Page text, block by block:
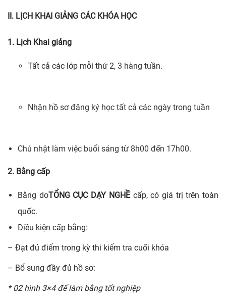
II. LỊCH KHAI GIẢNG CÁC KHÓA HỌC
1. Lịch Khai giảng
Tất cả các lớp mỗi thứ 2, 3 hàng tuần.
Nhận hồ sơ đăng ký học tất cả các ngày trong tuần
Chủ nhật làm việc buổi sáng từ 8h00 đến 17h00.
2. Bằng cấp
Bằng doTỔNG CỤC DẠY NGHỀ cấp, có giá trị trên toàn
quốc.
Điều kiện cấp bằng:
– Đạt đủ điểm trong kỳ thi kiểm tra cuối khóa
– Bổ sung đầy đủ hồ sơ:
*02 hình 3×4 để làm bằng tốt nghiệp